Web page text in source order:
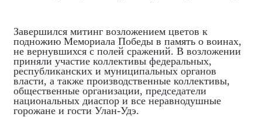
Завершился митинг возложением цветов к
подножию Мемориала Победы в память о воинах,
не вернувшихся с полей сражений. В возложении
приняли участие коллективы федеральных,
республиканских и муниципальных органов
власти, а также производственные коллективы,
общественные организации, председатели
национальных диаспор и все неравнодушные
горожане и гости Улан-Удэ.